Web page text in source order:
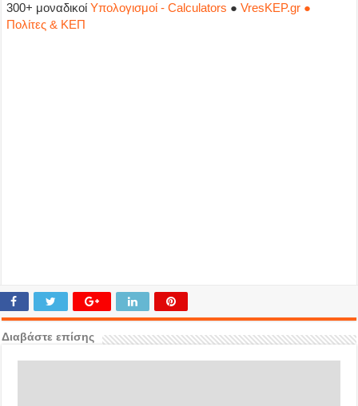
300+ μοναδικοίΥπολογισμοί - Calculators ●VresKEP.gr ●
Πολίτες & ΚΕΠ
Διαβάστε επίσης